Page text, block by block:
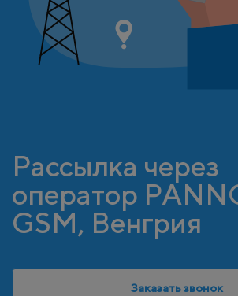
Рассылка через
оператор
GSM, Венгрия
Заказать звонок